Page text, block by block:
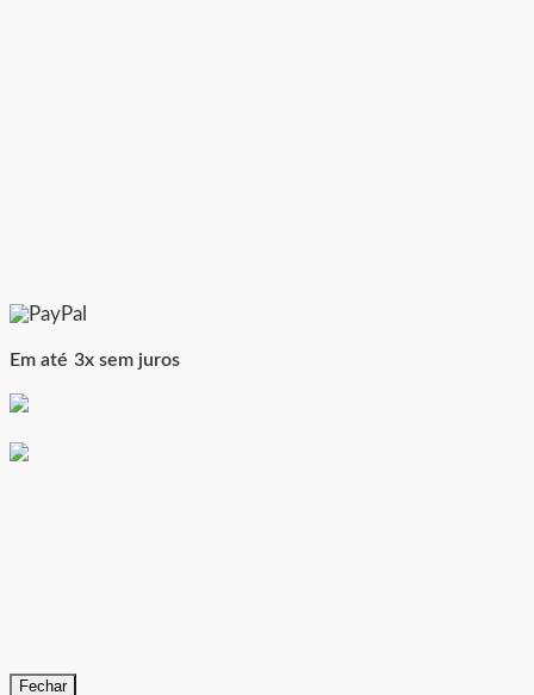
Em até 3x sem juros
Fechar